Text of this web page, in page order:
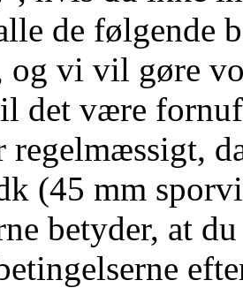
de følgende
og vi vil gøre
det være
regelmæssigt,
(45 mm
betyder, at